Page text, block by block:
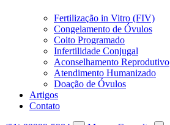
Fertilização in Vitro (FIV)
Congelamento de Óvulos
Coito Programado
Infertilidade Conjugal
Aconselhamento Reprodutivo
Atendimento Humanizado
Doação de Óvulos
Artigos
Contato